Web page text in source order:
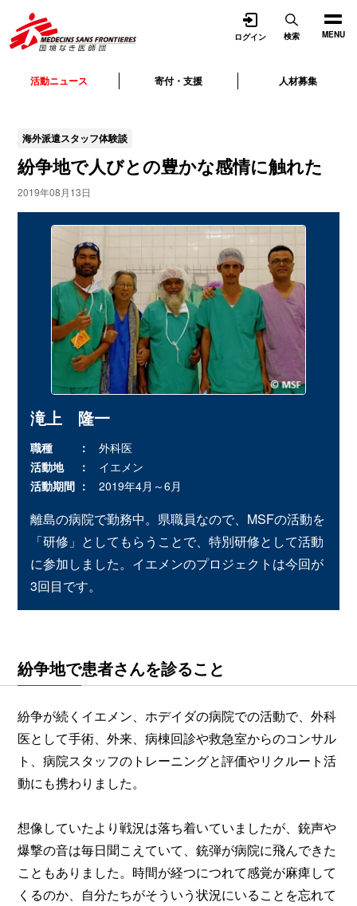
MENU
活動ニュース 寄付・支援 人材募集
ログイン 検索
海外派遣スタッフ体験談
紛争地で人びとの豊かな感情に触れた
2019年08月13日
滝上 隆一
職種
外科医
活動地
イエメン
活動期間
2019年4月～6月
離島の病院で勤務中。県職員なので、MSFの活動を
「研修」としてもらうことで、特別研修として活動
に参加しました。イエメンのプロジェクトは今回が
3回目です。
紛争地で患者さんを診ること
紛争が続くイエメン、ホデイダの病院での活動で、外科
医として手術、外来、病棟回診や救急室からのコンサル
ト、病院スタッフのトレーニングと評価やリクルート活
動にも携わりました。
想像していたより戦況は落ち着いていましたが、銃声や
爆撃の音は毎日聞こえていて、銃弾が病院に飛んできた
こともありました。時間が経つにつれて感覚が麻痺して
くるのか、自分たちがそういう状況にいることを忘れて